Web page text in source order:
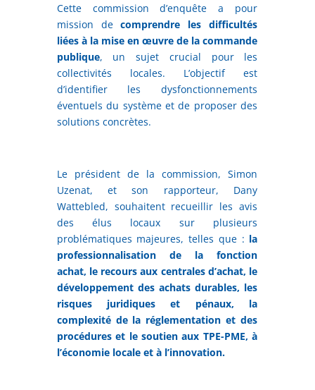
Cette commission d’enquête a pour
mission decomprendre les difficultés
liées à la mise en œuvre de la commande
publique, un sujet crucial pour les
collectivités locales. L’objectif est
d’identifier les dysfonctionnements
éventuels du système et de proposer des
solutions concrètes.
Le président de la commission, Simon
Uzenat, et son rapporteur, Dany
Wattebled, souhaitent recueillir les avis
des élus locaux sur plusieurs
problématiques majeures, telles que : la
professionnalisation de la fonction
achat, le recours aux centrales d’achat, le
développement des achats durables, les
risques juridiques et pénaux, la
complexité de la réglementation et des
procédures et le soutien aux TPE-PME, à
l’économie locale et à l’innovation.